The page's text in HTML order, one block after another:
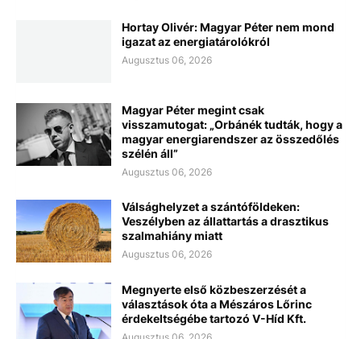
Hortay Olivér: Magyar Péter nem mond
igazat az energiatárolókról
Augusztus 06, 2026
Magyar Péter megint csak
visszamutogat: „Orbánék tudták, hogy a
magyar energiarendszer az összedőlés
szélén áll”
Augusztus 06, 2026
Válsághelyzet a szántóföldeken:
Veszélyben az állattartás a drasztikus
szalmahiány miatt
Augusztus 06, 2026
Megnyerte első közbeszerzését a
választások óta a Mészáros Lőrinc
érdekeltségébe tartozó V-Híd Kft.